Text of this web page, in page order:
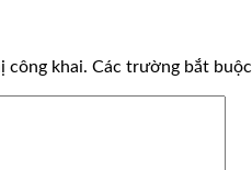
công khai. Các trường bắt